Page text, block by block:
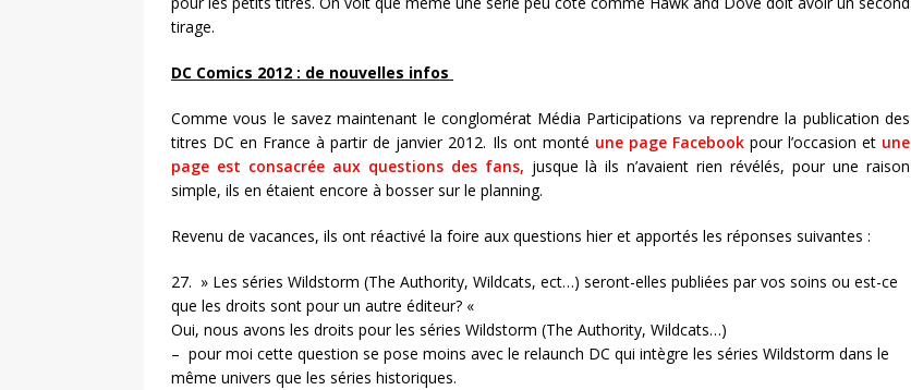
tirage.
DC Comics 2012 : de nouvelles infos
Comme vous le savez maintenant le conglomérat Média Participations va reprendre la publication des
titres DC en France à partir de janvier 2012. Ils ont monté une page Facebook pour l’occasion et une
page est consacrée aux questions des fans, jusque là ils n’avaient rien révélés, pour une raison
simple, ils en étaient encore à bosser sur le planning.
Revenu de vacances, ils ont réactivé la foire aux questions hier et apportés les réponses suivantes :
27. » Les séries Wildstorm (The Authority, Wildcats, ect…) seront-elles publiées par vos soins ou est-ce
que les droits sont pour un autre éditeur? «
Oui, nous avons les droits pour les séries Wildstorm (The Authority, Wildcats…)
– pour moi cette question se pose moins avec le relaunch DC qui intègre les séries Wildstorm dans le
même univers que les séries historiques.